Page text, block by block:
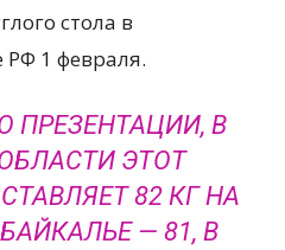
стола в
1 февраля.
ПРЕЗЕНТАЦИИ, В
ЭТОТ
82 КГ НА
— 81, В